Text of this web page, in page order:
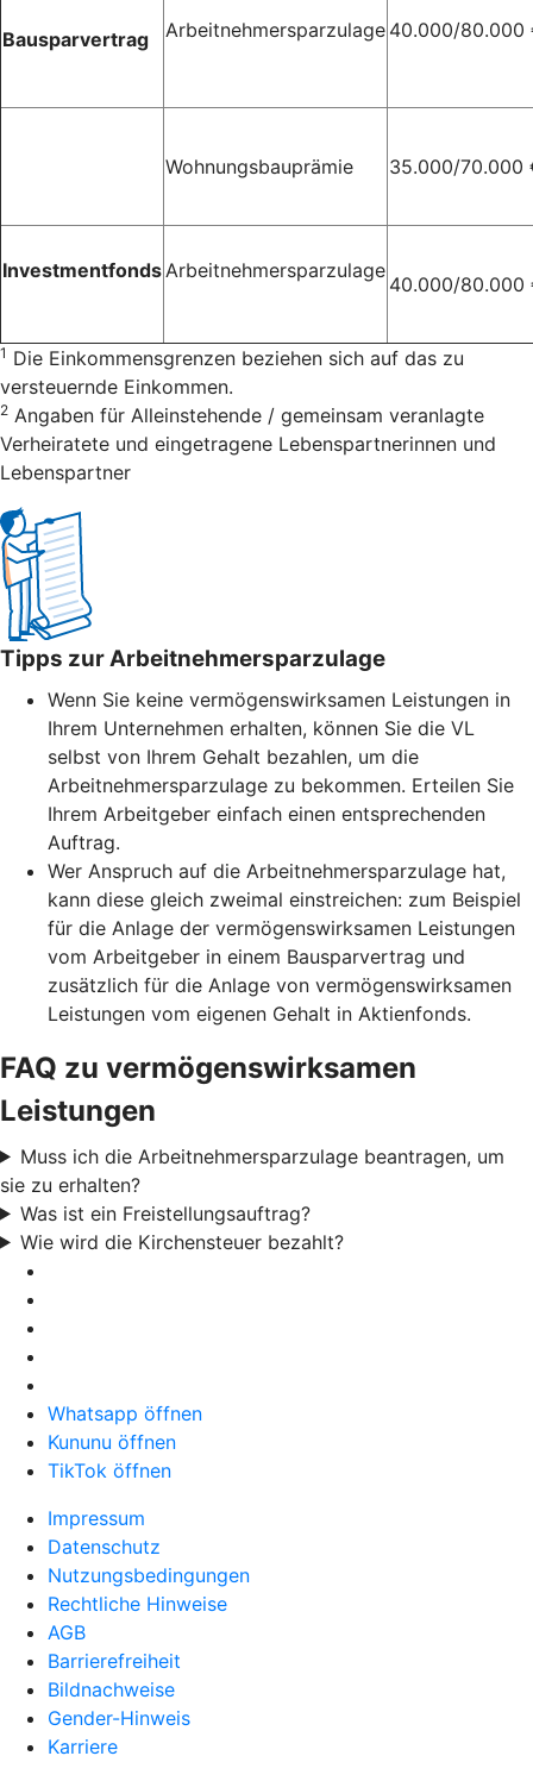
Bausparvertrag Arbeitnehmersparzulage 40.000/80.000
Wohnungsbauprämie 35.000/70.000
Investmentfonds Arbeitnehmersparzulage
40.000/80.000
1 Die Einkommensgrenzen beziehen sich auf das zu
versteuernde Einkommen.
2 Angaben für Alleinstehende / gemeinsam veranlagte
Verheiratete und eingetragene Lebenspartnerinnen und
Lebenspartner
Tipps zur Arbeitnehmersparzulage
Wenn Sie keine vermögenswirksamen Leistungen in
Ihrem Unternehmen erhalten, können Sie die VL
selbst von Ihrem Gehalt bezahlen, um die
Arbeitnehmersparzulage zu bekommen. Erteilen Sie
Ihrem Arbeitgeber einfach einen entsprechenden
Auftrag.
Wer Anspruch auf die Arbeitnehmersparzulage hat,
kann diese gleich zweimal einstreichen: zum Beispiel
für die Anlage der vermögenswirksamen Leistungen
vom Arbeitgeber in einem Bausparvertrag und
zusätzlich für die Anlage von vermögenswirksamen
Leistungen vom eigenen Gehalt in Aktienfonds.
FAQ zu vermögenswirksamen
Leistungen
Muss ich die Arbeitnehmersparzulage beantragen, um
sie zu erhalten?
Was ist ein Freistellungsauftrag?
Wie wird die Kirchensteuer bezahlt?
Whatsapp öffnen
Kununu öffnen
TikTok öffnen
Impressum
Datenschutz
Nutzungsbedingungen
Rechtliche Hinweise
AGB
Barrierefreiheit
Bildnachweise
Gender-Hinweis
Karriere